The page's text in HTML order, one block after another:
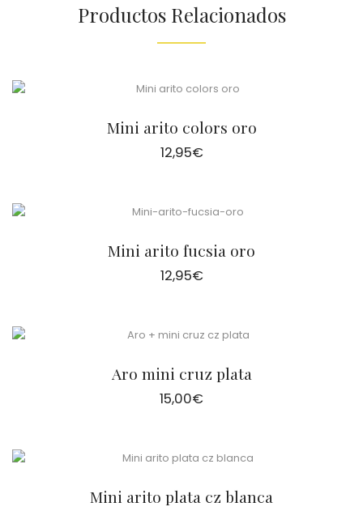
Productos Relacionados
Mini arito colors oro
12,95€
Mini arito fucsia oro
12,95€
Aro mini cruz plata
15,00€
Mini arito plata cz blanca